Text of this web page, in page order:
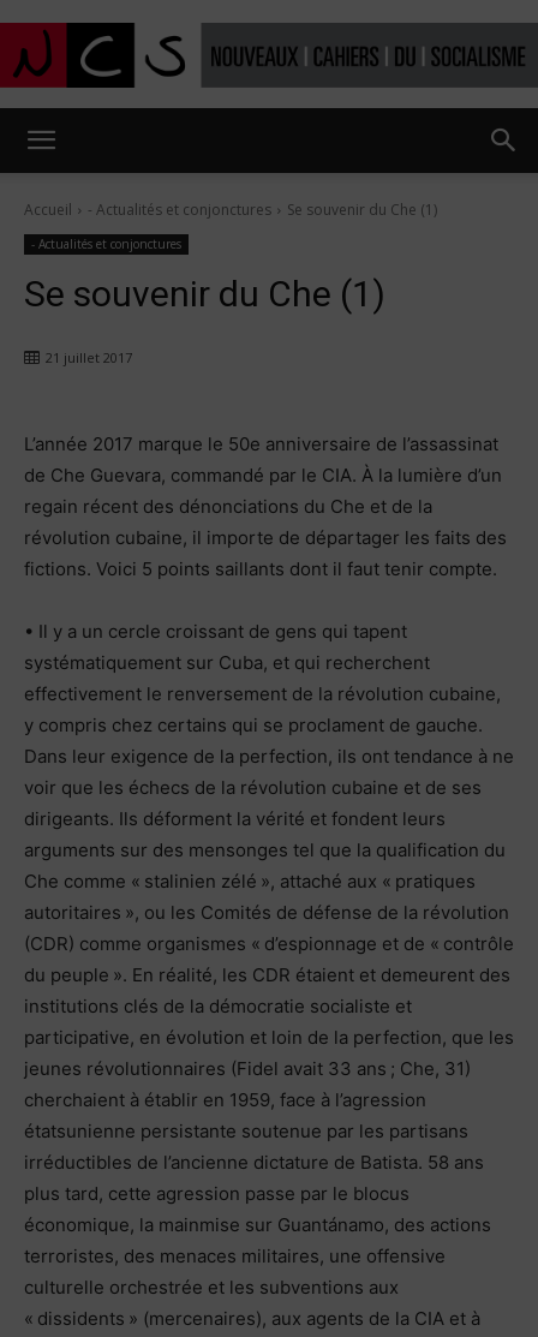
socialisme
Accueil - Actualités et conjonctures Se souvenir du Che (1)
- Actualités et conjonctures
Se souvenir du Che (1)
21 juillet 2017
L’année 2017 marque le 50e anniversaire de l’assassinat
de Che Guevara, commandé par le CIA. À la lumière d’un
regain récent des dénonciations du Che et de la
révolution cubaine, il importe de départager les faits des
fictions. Voici 5 points saillants dont il faut tenir compte.
• Il y a un cercle croissant de gens qui tapent
systématiquement sur Cuba, et qui recherchent
effectivement le renversement de la révolution cubaine,
y compris chez certains qui se proclament de gauche.
Dans leur exigence de la perfection, ils ont tendance à ne
voir que les échecs de la révolution cubaine et de ses
dirigeants. Ils déforment la vérité et fondent leurs
arguments sur des mensonges tel que la qualification du
Che comme « stalinien zélé », attaché aux « pratiques
autoritaires », ou les Comités de défense de la révolution
(CDR) comme organismes « d’espionnage et de « contrôle
du peuple ». En réalité, les CDR étaient et demeurent des
institutions clés de la démocratie socialiste et
participative, en évolution et loin de la perfection, que les
jeunes révolutionnaires (Fidel avait 33 ans ; Che, 31)
cherchaient à établir en 1959, face à l’agression
étatsunienne persistante soutenue par les partisans
irréductibles de l’ancienne dictature de Batista. 58 ans
plus tard, cette agression passe par le blocus
économique, la mainmise sur Guantánamo, des actions
terroristes, des menaces militaires, une offensive
culturelle orchestrée et les subventions aux
« dissidents » (mercenaires), aux agents de la CIA et à